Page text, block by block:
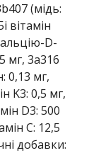
(мідь:
вітамін
D-
мг, 3a316
0,13 мг,
K3: 0,5 мг,
D3: 500
C: 12,5
добавки: